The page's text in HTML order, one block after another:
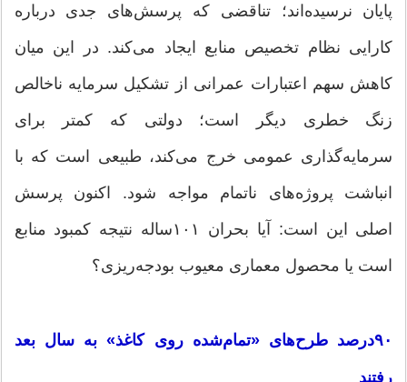
پایان نرسیده‌اند؛ تناقضی که پرسش‌های جدی درباره
کارایی نظام تخصیص منابع ایجاد می‌کند. در این میان
کاهش سهم اعتبارات عمرانی از تشکیل سرمایه ناخالص
زنگ خطری دیگر است؛ دولتی که کمتر برای
سرمایه‌گذاری عمومی خرج می‌کند، طبیعی است که با
انباشت پروژه‌های ناتمام مواجه شود. اکنون پرسش
اصلی این است: آیا بحران ۱۰۱ساله نتیجه کمبود منابع
است یا محصول معماری معیوب بودجه‌ریزی؟
۹۰‌درصد طرح‌های «تمام‌شده روی کاغذ» به سال بعد
رفتند